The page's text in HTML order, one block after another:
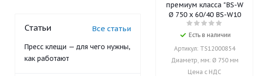
премиум класса "BS-W
Ø 750 x 60/40 BS-W10
Есть в наличии
Артикул: TS12000854
Диаметр, мм: Ø 750 мм
Цена с НДС
Статьи Все статьи
Пресс клещи — для чего нужны,
как работают